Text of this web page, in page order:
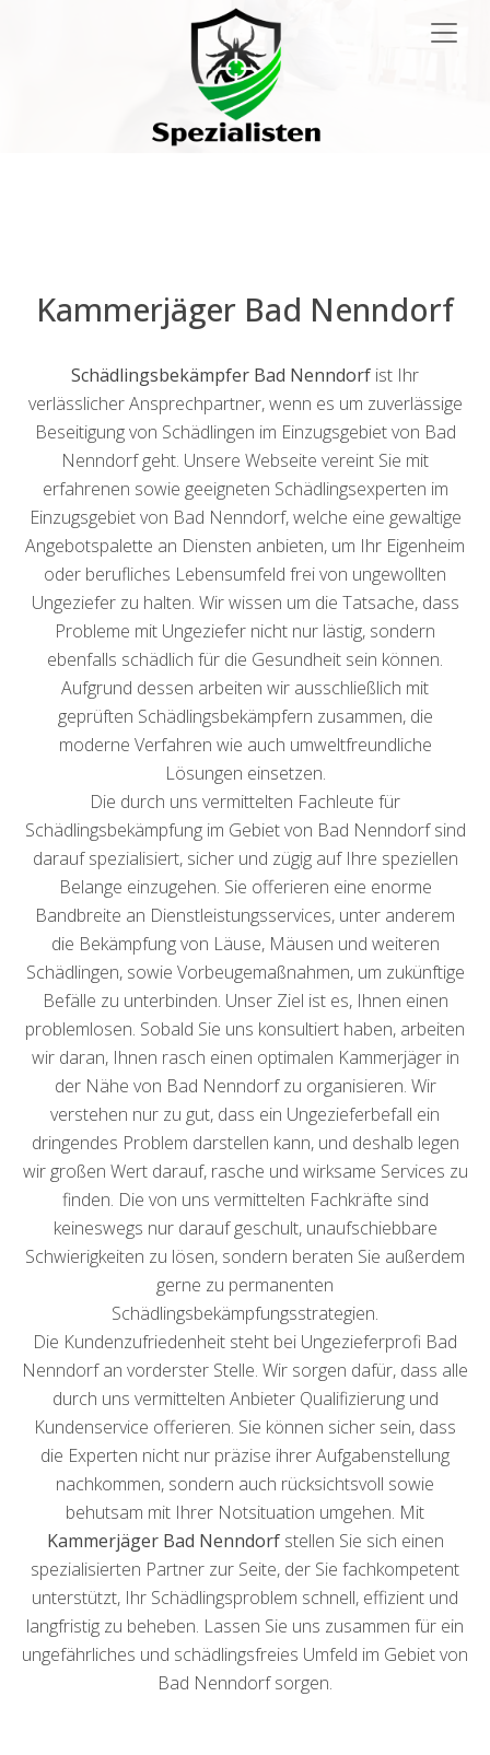
Kammerjäger Bad Nenndorf
Schädlingsbekämpfer Bad Nenndorf ist Ihr
verlässlicher Ansprechpartner, wenn es um zuverlässige
Beseitigung von Schädlingen im Einzugsgebiet von Bad
Nenndorf geht. Unsere Webseite vereint Sie mit
erfahrenen sowie geeigneten Schädlingsexperten im
Einzugsgebiet von Bad Nenndorf, welche eine gewaltige
Angebotspalette an Diensten anbieten, um Ihr Eigenheim
oder berufliches Lebensumfeld frei von ungewollten
Ungeziefer zu halten. Wir wissen um die Tatsache, dass
Probleme mit Ungeziefer nicht nur lästig, sondern
ebenfalls schädlich für die Gesundheit sein können.
Aufgrund dessen arbeiten wir ausschließlich mit
geprüften Schädlingsbekämpfern zusammen, die
moderne Verfahren wie auch umweltfreundliche
Lösungen einsetzen.
Die durch uns vermittelten Fachleute für
Schädlingsbekämpfung im Gebiet von Bad Nenndorf sind
darauf spezialisiert, sicher und zügig auf Ihre speziellen
Belange einzugehen. Sie offerieren eine enorme
Bandbreite an Dienstleistungsservices, unter anderem
die Bekämpfung von Läuse, Mäusen und weiteren
Schädlingen, sowie Vorbeugemaßnahmen, um zukünftige
Befälle zu unterbinden. Unser Ziel ist es, Ihnen einen
problemlosen. Sobald Sie uns konsultiert haben, arbeiten
wir daran, Ihnen rasch einen optimalen Kammerjäger in
der Nähe von Bad Nenndorf zu organisieren. Wir
verstehen nur zu gut, dass ein Ungezieferbefall ein
dringendes Problem darstellen kann, und deshalb legen
wir großen Wert darauf, rasche und wirksame Services zu
finden. Die von uns vermittelten Fachkräfte sind
keineswegs nur darauf geschult, unaufschiebbare
Schwierigkeiten zu lösen, sondern beraten Sie außerdem
gerne zu permanenten
Schädlingsbekämpfungsstrategien.
Die Kundenzufriedenheit steht bei Ungezieferprofi Bad
Nenndorf an vorderster Stelle. Wir sorgen dafür, dass alle
durch uns vermittelten Anbieter Qualifizierung und
Kundenservice offerieren. Sie können sicher sein, dass
die Experten nicht nur präzise ihrer Aufgabenstellung
nachkommen, sondern auch rücksichtsvoll sowie
behutsam mit Ihrer Notsituation umgehen. Mit
Kammerjäger Bad Nenndorfstellen Sie sich einen
spezialisierten Partner zur Seite, der Sie fachkompetent
unterstützt, Ihr Schädlingsproblem schnell, effizient und
langfristig zu beheben. Lassen Sie uns zusammen für ein
ungefährliches und schädlingsfreies Umfeld im Gebiet von
Bad Nenndorf sorgen.